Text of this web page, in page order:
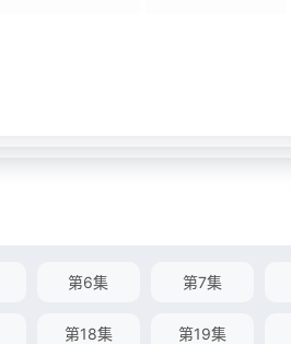
第6集 第7集
第18集 第19集